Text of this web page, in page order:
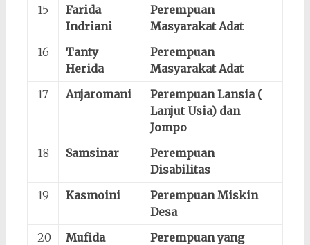
15
Farida
Indriani
Perempuan
Masyarakat Adat
16
Tanty
Herida
Perempuan
Masyarakat Adat
17
Anjaromani
Perempuan Lansia (
Lanjut Usia) dan
Jompo
18
Samsinar
Perempuan
Disabilitas
19
Kasmoini
Perempuan Miskin
Desa
20
Mufida
Perempuan yang